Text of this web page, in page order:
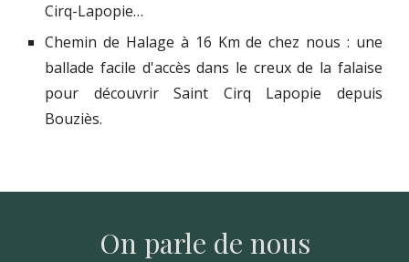
Cirq-Lapopie…
Chemin de Halage à 16 Km de chez nous : une
ballade facile d'accès dans le creux de la falaise
pour découvrir Saint Cirq Lapopie depuis
Bouziès.
On parle de nous